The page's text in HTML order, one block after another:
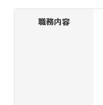
職務内容